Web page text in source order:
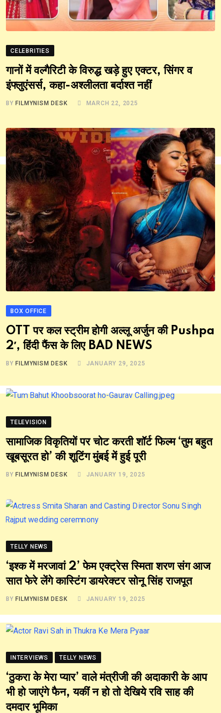
CELEBRITIES
गानों में वल्गैरिटी के विरुद्ध खड़े हुए एक्टर, सिंगर व
इंफ्लुएंसर्स, कहा-अश्लीलता बर्दाश्त नहीं
BYFILMYNISM DESK MARCH 22, 2025
BOX OFFICE
OTT पर कल स्ट्रीम होगी अल्लू अर्जुन की Pushpa
2′, हिंदी फैंस के लिए BAD NEWS
BY FILMYNISM DESK JANUARY 29, 2025
TELEVISION
सामाजिक विकृतियों पर चोट करती शॉर्ट फिल्म ‘तुम बहुत
खूबसूरत हो’ की शूटिंग मुंबई में हुई पूरी
BY FILMYNISM DESK JANUARY 19, 2025
TELLY NEWS
‘इश्क में मरजावां 2’ फेम एक्ट्रेस स्मिता शरण संग आज
सात फेरे लेंगे कास्टिंग डायरेक्टर सोनू सिंह राजपूत
BY FILMYNISM DESK JANUARY 19, 2025
INTERVIEWS TELLY NEWS
‘ठुकरा के मेरा प्यार’ वाले मंत्रीजी की अदाकारी के आप
भी हो जाएंगे फैन, यकीं न हो तो देखिये रवि साह की
दमदार भूमिका